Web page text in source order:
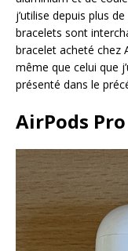
j’utilise depuis plus
bracelets sont
bracelet acheté chez
même que celui que
présenté dans le
AirPods Pro